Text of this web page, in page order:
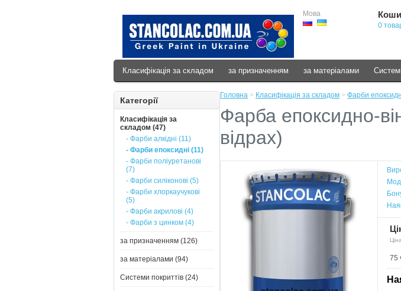
Мова
0
Класифікація за складом за призначенням за матеріалами
Категорії
Класифікація за
складом (47)
- Фарби алкідні (11)
- Фарби епоксидні (11)
- Фарби поліуретанові
(7)
- Фарби силіконові (5)
- Фарби хлоркаучукові
(5)
- Фарби акрилові (4)
- Фарби з цинком (4)
за призначенням (126)
за матеріалами (94)
Системи покриттів (24)
Головна > Класифікація за складом > Фарби
Фарба епоксидно-
відрах)
75